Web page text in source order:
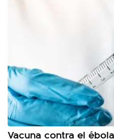
Vacuna contra el